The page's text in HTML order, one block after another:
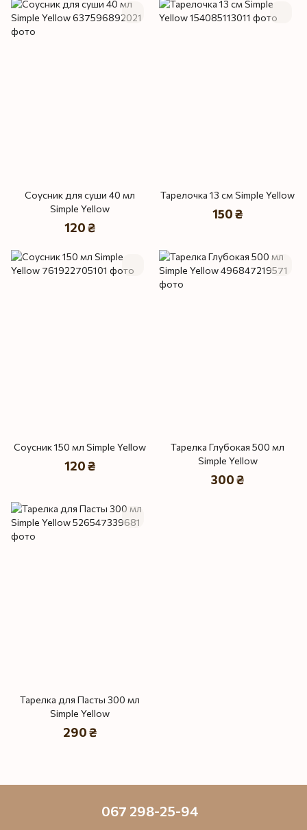
Соусник для суши 40 мл
Simple Yellow
120 ₴
Тарелочка 13 см Simple Yellow
150 ₴
Соусник 150 мл Simple Yellow
120 ₴
Тарелка Глубокая 500 мл
Simple Yellow
300 ₴
Тарелка для Пасты 300 мл
Simple Yellow
290 ₴
067 298-25-94